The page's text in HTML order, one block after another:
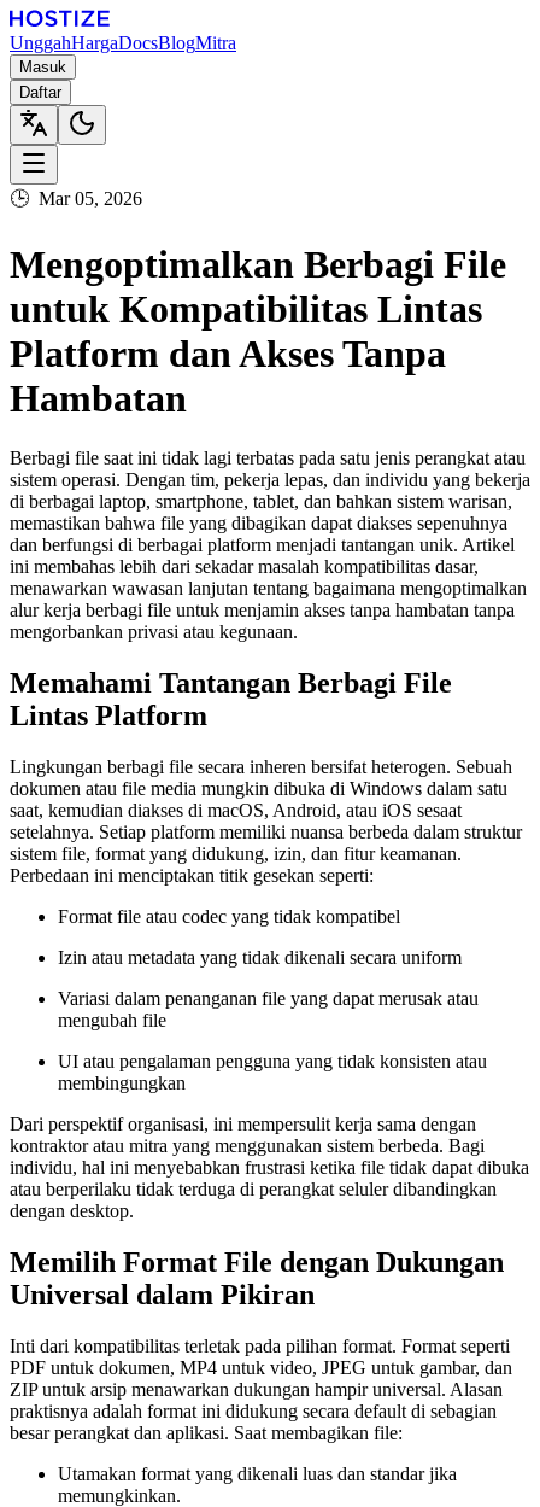
UnggahHargaDocsBlogMitra
Masuk
Daftar
🕒 Mar 05, 2026
Mengoptimalkan Berbagi File
untuk Kompatibilitas Lintas
Platform dan Akses Tanpa
Hambatan
Berbagi file saat ini tidak lagi terbatas pada satu jenis perangkat atau
sistem operasi. Dengan tim, pekerja lepas, dan individu yang bekerja
di berbagai laptop, smartphone, tablet, dan bahkan sistem warisan,
memastikan bahwa file yang dibagikan dapat diakses sepenuhnya
dan berfungsi di berbagai platform menjadi tantangan unik. Artikel
ini membahas lebih dari sekadar masalah kompatibilitas dasar,
menawarkan wawasan lanjutan tentang bagaimana mengoptimalkan
alur kerja berbagi file untuk menjamin akses tanpa hambatan tanpa
mengorbankan privasi atau kegunaan.
Memahami Tantangan Berbagi File
Lintas Platform
Lingkungan berbagi file secara inheren bersifat heterogen. Sebuah
dokumen atau file media mungkin dibuka di Windows dalam satu
saat, kemudian diakses di macOS, Android, atau iOS sesaat
setelahnya. Setiap platform memiliki nuansa berbeda dalam struktur
sistem file, format yang didukung, izin, dan fitur keamanan.
Perbedaan ini menciptakan titik gesekan seperti:
Format file atau codec yang tidak kompatibel
Izin atau metadata yang tidak dikenali secara uniform
Variasi dalam penanganan file yang dapat merusak atau
mengubah file
UI atau pengalaman pengguna yang tidak konsisten atau
membingungkan
Dari perspektif organisasi, ini mempersulit kerja sama dengan
kontraktor atau mitra yang menggunakan sistem berbeda. Bagi
individu, hal ini menyebabkan frustrasi ketika file tidak dapat dibuka
atau berperilaku tidak terduga di perangkat seluler dibandingkan
dengan desktop.
Memilih Format File dengan Dukungan
Universal dalam Pikiran
Inti dari kompatibilitas terletak pada pilihan format. Format seperti
PDF untuk dokumen, MP4 untuk video, JPEG untuk gambar, dan
ZIP untuk arsip menawarkan dukungan hampir universal. Alasan
praktisnya adalah format ini didukung secara default di sebagian
besar perangkat dan aplikasi. Saat membagikan file:
Utamakan format yang dikenali luas dan standar jika
memungkinkan.